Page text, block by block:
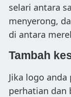
selari antara
menyerong,
di antara
Tambah
Jika logo
perhatian dan